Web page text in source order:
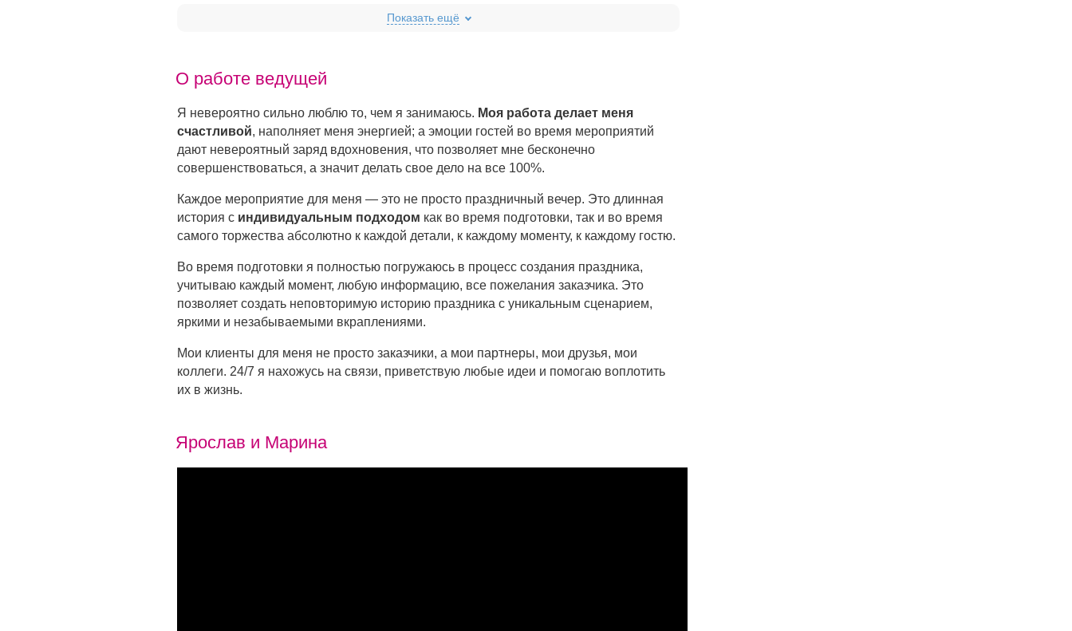
О работе ведущей
Я невероятно сильно люблю то, чем я занимаюсь. Моя работа делает меня
счастливой, наполняет меня энергией; а эмоции гостей во время мероприятий
дают невероятный заряд вдохновения, что позволяет мне бесконечно
совершенствоваться, а значит делать свое дело на все 100%.
Каждое мероприятие для меня — это не просто праздничный вечер. Это длинная
история с индивидуальным подходом как во время подготовки, так и во время
самого торжества абсолютно к каждой детали, к каждому моменту, к каждому гостю.
Во время подготовки я полностью погружаюсь в процесс создания праздника,
учитываю каждый момент, любую информацию, все пожелания заказчика. Это
позволяет создать неповторимую историю праздника с уникальным сценарием,
яркими и незабываемыми вкраплениями.
Мои клиенты для меня не просто заказчики, а мои партнеры, мои друзья, мои
коллеги. 24/7 я нахожусь на связи, приветствую любые идеи и помогаю воплотить
их в жизнь.
Ярослав и Марина